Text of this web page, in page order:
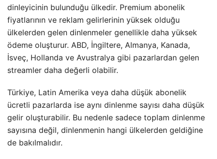
dinleyicinin bulunduğu ülkedir. Premium abonelik
fiyatlarının ve reklam gelirlerinin yüksek olduğu
ülkelerden gelen dinlenmeler genellikle daha yüksek
ödeme oluşturur. ABD, İngiltere, Almanya, Kanada,
İsveç, Hollanda ve Avustralya gibi pazarlardan gelen
streamler daha değerli olabilir.
Türkiye, Latin Amerika veya daha düşük abonelik
ücretli pazarlarda ise aynı dinlenme sayısı daha düşük
gelir oluşturabilir. Bu nedenle sadece toplam dinlenme
sayısına değil, dinlenmenin hangi ülkelerden geldiğine
de bakılmalıdır.